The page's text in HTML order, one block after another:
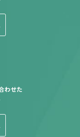
わせた